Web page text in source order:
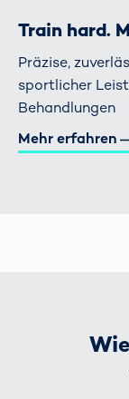
Train hard.
Präzise,
sportlicher
Behandlungen
Mehr erfahren